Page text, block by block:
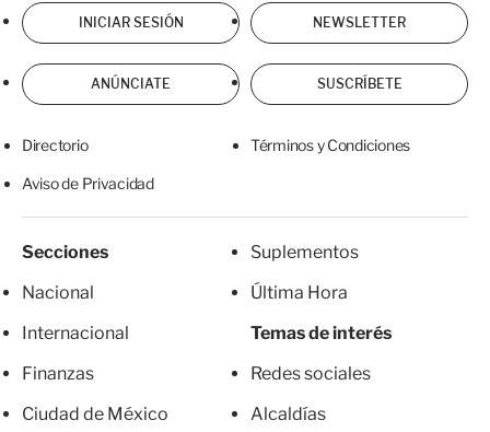
INICIAR SESIÓN NEWSLETTER
ANÚNCIATE SUSCRÍBETE
Directorio Términos y Condiciones
Aviso de Privacidad
Secciones
Nacional
Internacional
Finanzas
Ciudad de México
Suplementos
Última Hora
Temas de interés
Redes sociales
Alcaldías